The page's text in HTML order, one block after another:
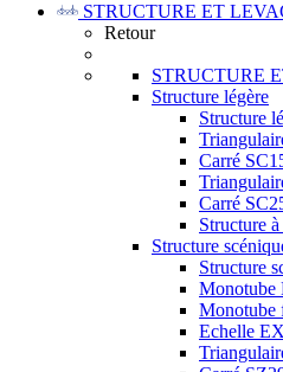
STRUCTURE ET
Retour
STRUCTURE
Structure légère
Structure
Carré
Carré
Structure
Structure
Structure
Monotube
Monotube
Echelle